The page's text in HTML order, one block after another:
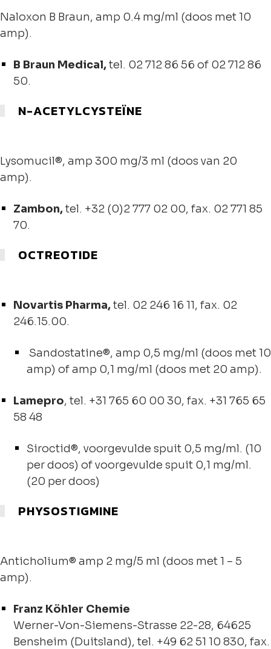
Naloxon B Braun, amp 0.4 mg/ml (doos met 10
amp).
B Braun Medical,tel. 02 712 86 56 of 02 712 86
50.
N-ACETYLCYSTEÏNE
Lysomucil®, amp 300 mg/3 ml (doos van 20
amp).
Zambon,tel. +32 (0)2 777 02 00, fax. 02 771 85
70.
OCTREOTIDE
Novartis Pharma,tel. 02 246 16 11, fax. 02
246.15.00.
Sandostatine®, amp 0,5 mg/ml (doos met 10
amp) of amp 0,1 mg/ml (doos met 20 amp).
Lamepro, tel. +31 765 60 00 30, fax. +31 765 65
58 48
Siroctid®, voorgevulde spuit 0,5 mg/ml. (10
per doos) of voorgevulde spuit 0,1 mg/ml.
(20 per doos)
PHYSOSTIGMINE
Anticholium® amp 2 mg/5 ml (doos met 1 – 5
amp).
Franz Köhler Chemie
Werner-Von-Siemens-Strasse 22-28, 64625
Bensheim (Duitsland), tel. +49 62 51 10 830, fax.